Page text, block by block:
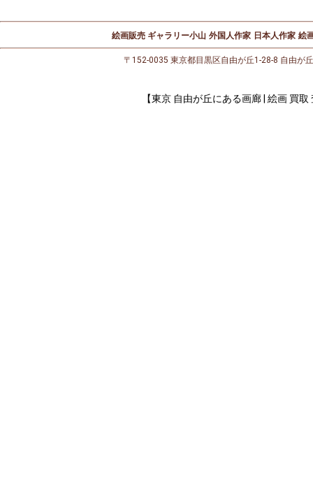
絵画販売 ギャラリー小山 外国人作家 日本人作家 絵
〒152-0035 東京都目黒区自由が丘1-28-8 自由が
【東京 自由が丘にある画廊 | 絵画 買取